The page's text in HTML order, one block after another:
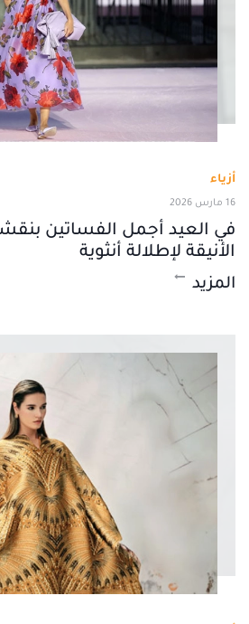
أزياء
16 مارس 2026
في العيد أجمل الفساتين
الأنيقة لإطلالة أنثوية
المزيد